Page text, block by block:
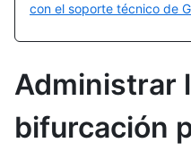
con el soporte técnico de
Administrar
bifurcación